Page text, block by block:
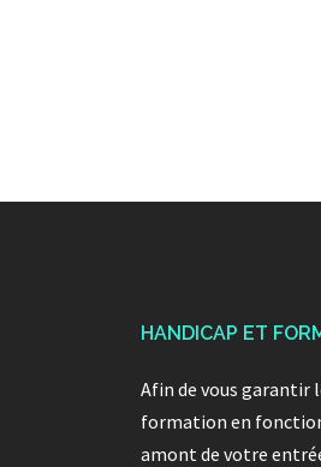
HANDICAP ET
Afin de vous garantir
formation en
amont de votre